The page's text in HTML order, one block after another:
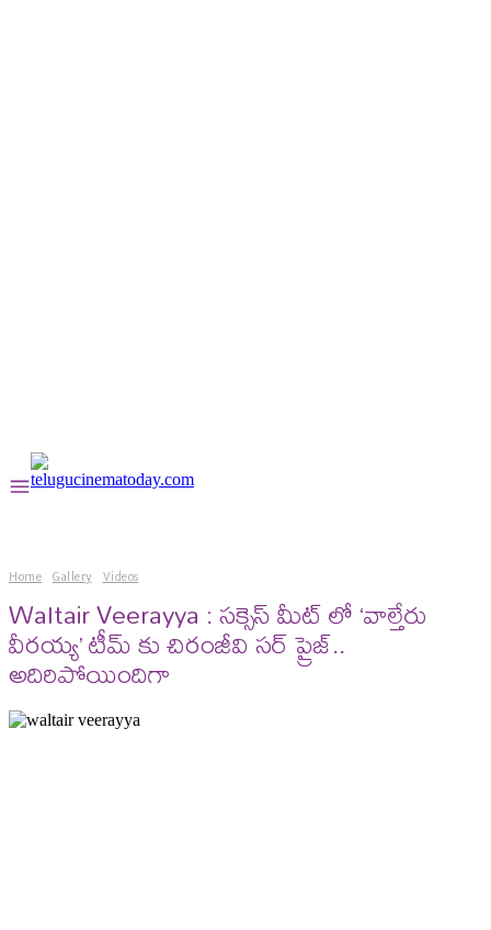
Home Gallery Videos
Waltair Veerayya : సక్సెస్ మీట్ లో ‘వాల్తేరు
వీరయ్య’ టీమ్ కు చిరంజీవి సర్ ప్రైజ్..
అదిరిపోయిందిగా